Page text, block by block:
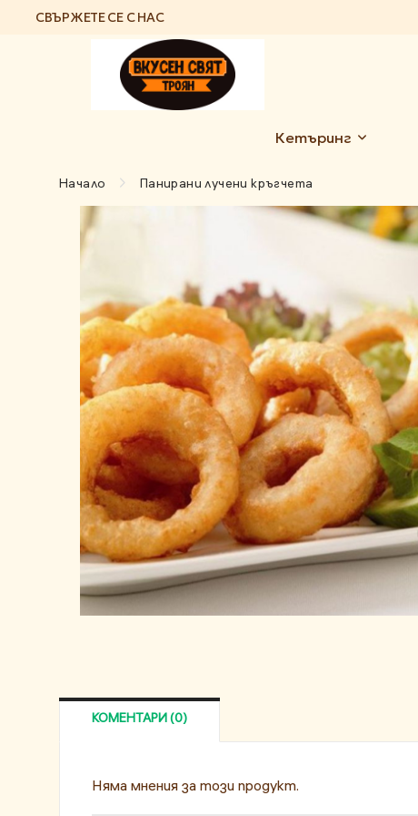
СВЪРЖЕТЕ СЕ С НАС
Кетъринг
Начало Панирани лучени кръгчета
КОМЕНТАРИ (0)
Няма мнения за този продукт.